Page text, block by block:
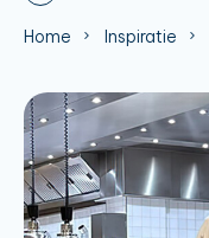
Home Inspiratie